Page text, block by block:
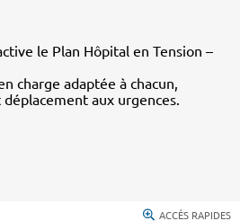
le Plan Hôpital en Tension –
charge adaptée à chacun,
aux urgences.
ACCÈS RAPIDES